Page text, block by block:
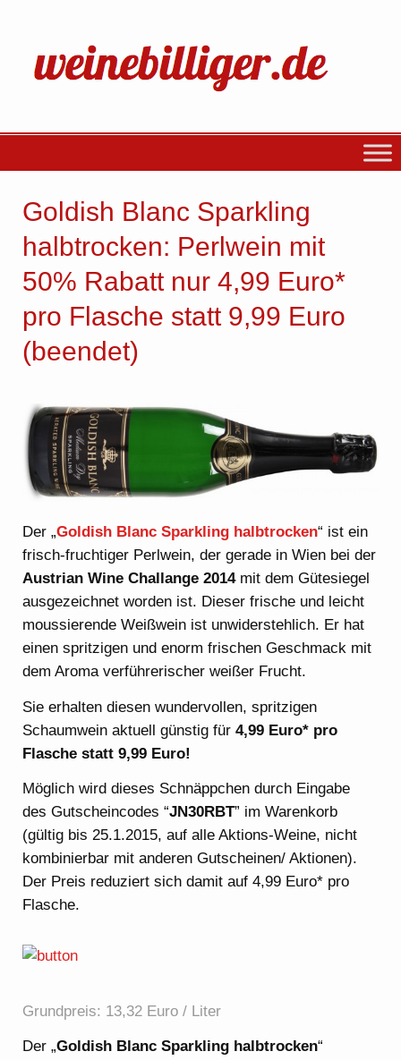
Goldish Blanc Sparkling
halbtrocken: Perlwein mit
50% Rabatt nur 4,99 Euro*
pro Flasche statt 9,99 Euro
(beendet)
Der „Goldish Blanc Sparkling halbtrocken“ ist ein
frisch-fruchtiger Perlwein, der gerade in Wien bei der
Austrian Wine Challange 2014mit dem Gütesiegel
ausgezeichnet worden ist. Dieser frische und leicht
moussierende Weißwein ist unwiderstehlich. Er hat
einen spritzigen und enorm frischen Geschmack mit
dem Aroma verführerischer weißer Frucht.
Sie erhalten diesen wundervollen, spritzigen
Schaumwein aktuell günstig für4,99 Euro* pro
Flasche statt 9,99 Euro!
Möglich wird dieses Schnäppchen durch Eingabe
des Gutscheincodes “JN30RBT” im Warenkorb
(gültig bis 25.1.2015, auf alle Aktions-Weine, nicht
kombinierbar mit anderen Gutscheinen/ Aktionen).
Der Preis reduziert sich damit auf 4,99 Euro* pro
Flasche.
Grundpreis: 13,32 Euro / Liter
Der „Goldish Blanc Sparkling halbtrocken“